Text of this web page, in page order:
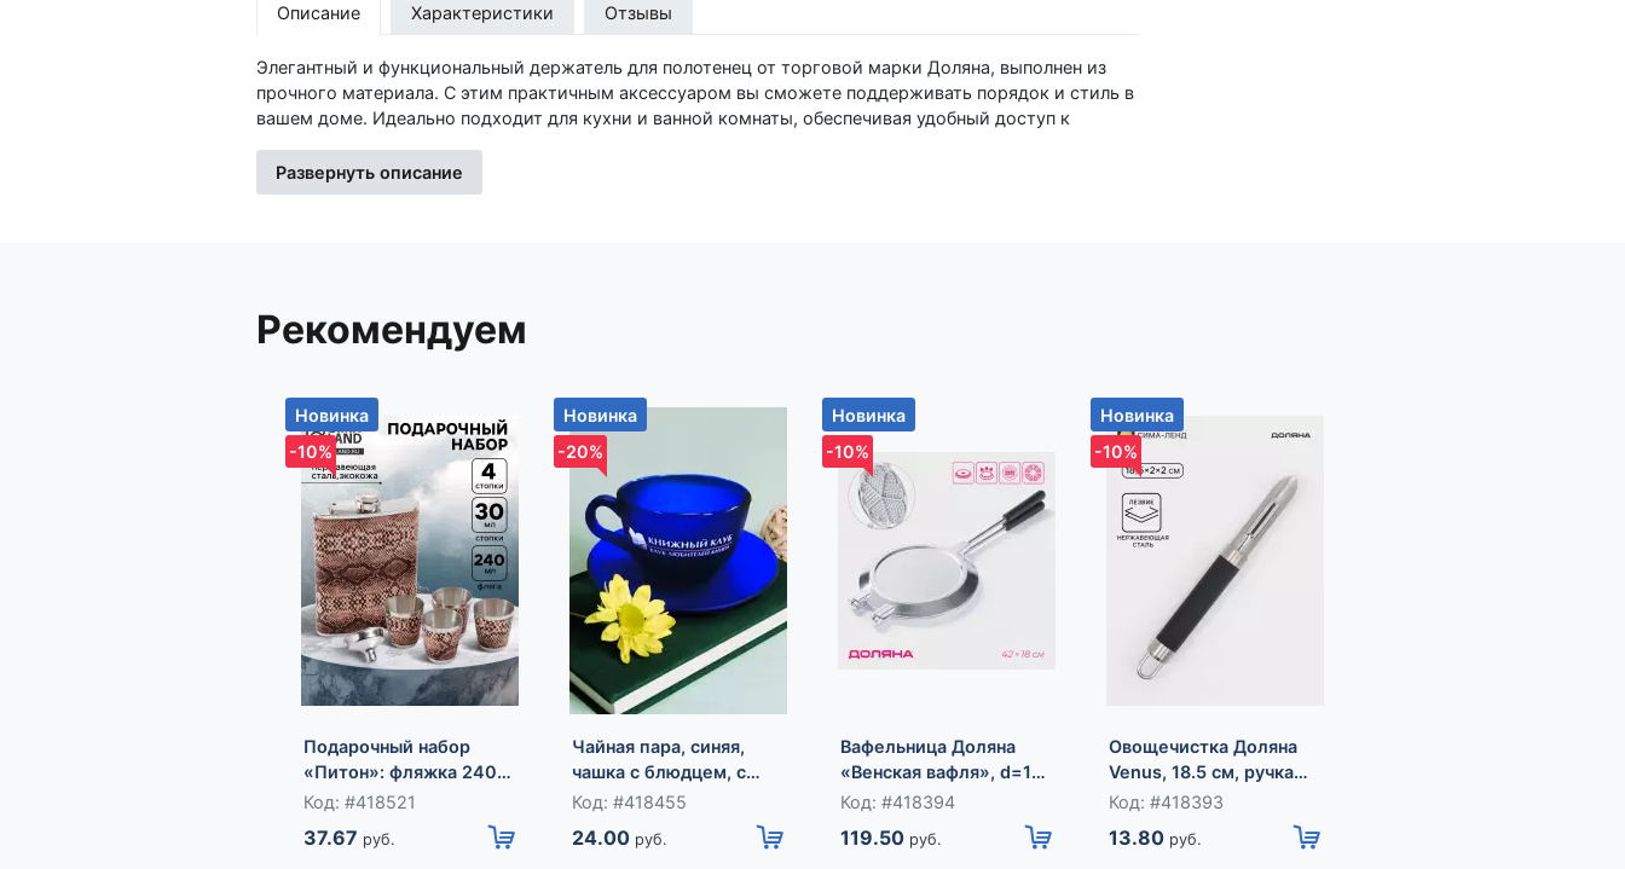
Описание Характеристики Отзывы
Элегантный и функциональный держатель для полотенец от торговой марки Доляна, выполнен из
прочного материала. С этим практичным аксессуаром вы сможете поддерживать порядок и стиль в
вашем доме. Идеально подходит для кухни и ванной комнаты, обеспечивая удобный доступ к
конструкция гарантирует надежность в использовании. Держатель легко перемещается и подходит
для любого места, что делает его незаменимым элементом в вашем интерьере. Обновите
(озвучив код товара: 417916) и наши сотрудники ответят на все интересующие вас вопросы.
Чжэцйан, Китай
Импортер: Частное торговое унитарное предприятие «Книжный Клуб», Республика Беларусь,
223060, Минская обл., Минский р-н, Новодворский с/с, дом 40, помещение 12а
Развернуть описание
Рекомендуем
Новинка
-10%
Подарочный набор
«Питон»: фляжка 240
мл, 4 рюмки, воронка
Код: #418521
37.67 руб.
Новинка
-20%
Чайная пара, синяя,
чашка с блюдцем, с
нанесенным логопитом.
Код: #418455
24.00 руб.
Новинка
-10%
Вафельница Доляна
«Венская вафля», d=18
см, алюминий,
Код: #418394
119.50 руб.
Новинка
-10%
Овощечистка Доляна
Venus, 18.5 см, ручка
софт тач, чёрная
Код: #418393
13.80 руб.